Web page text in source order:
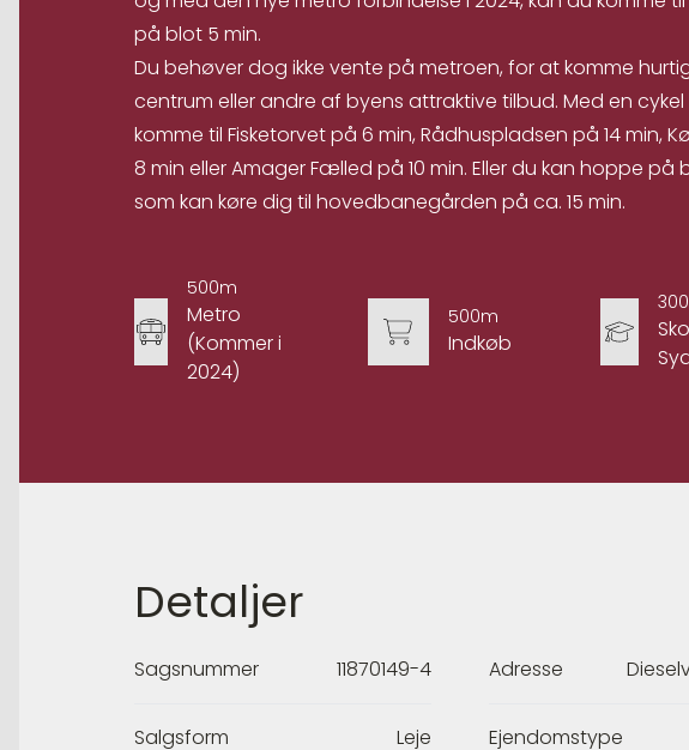
på blot 5 min.
Du behøver dog ikke vente på metroen, for at komme
centrum eller andre af byens attraktive tilbud. Med en cykel
komme til Fisketorvet på 6 min, Rådhuspladsen på 14 min,
8 min eller Amager Fælled på 10 min. Eller du kan hoppe på
som kan køre dig til hovedbanegården på ca. 15 min.
500m
Metro
(Kommer i
2024)
500m
Indkøb
Detaljer
Sagsnummer 11870149-4 Adresse
Salgsform Leje Ejendomstype